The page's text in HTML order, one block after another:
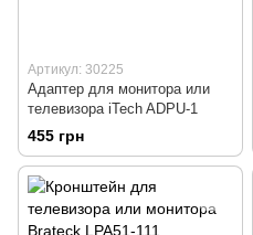
Артикул: 30225
Адаптер для монитора или
телевизора iTech ADPU-1
455 грн